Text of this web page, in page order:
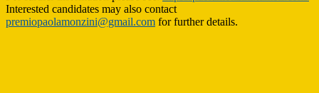
Interested candidates may also contact
premiopaolamonzini@gmail.com for further details.